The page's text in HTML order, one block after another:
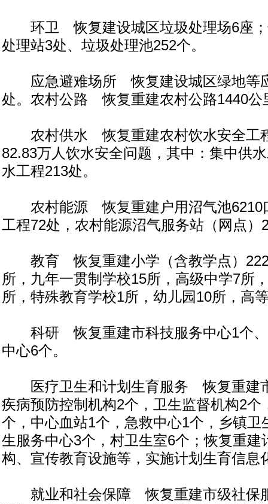
环卫 恢复建设城区垃圾处理场6座；
处理站3处、垃圾处理池252个。
应急避难场所 恢复建设城区绿地等
处。农村公路 恢复重建农村公路1440公
农村供水 恢复重建农村饮水安全工
82.83万人饮水安全问题，其中：集中供
水工程213处。
农村能源 恢复重建户用沼气池6210
工程72处，农村能源沼气服务站（网点）
教育 恢复重建小学（含教学点）222
所，九年一贯制学校15所，高级中学7所
所，特殊教育学校1所，幼儿园10所，高
科研 恢复重建市科技服务中心1个、
中心6个。
医疗卫生和计划生育服务 恢复重建
疾病预防控制机构2个，卫生监督机构2个
个，中心血站1个，急救中心1个，乡镇卫
生服务中心3个，村卫生室6个；恢复重建
构、宣传教育设施等，实施计划生育信息
就业和社会保障 恢复重建市级社保